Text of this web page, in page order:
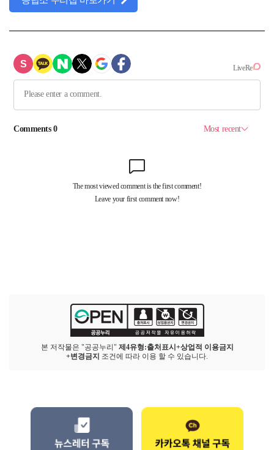
본 저작물은 "공공누리" 제4유형:출처표시+상업적 이용금지
+변경금지 조건에 따라 이용 할 수 있습니다.